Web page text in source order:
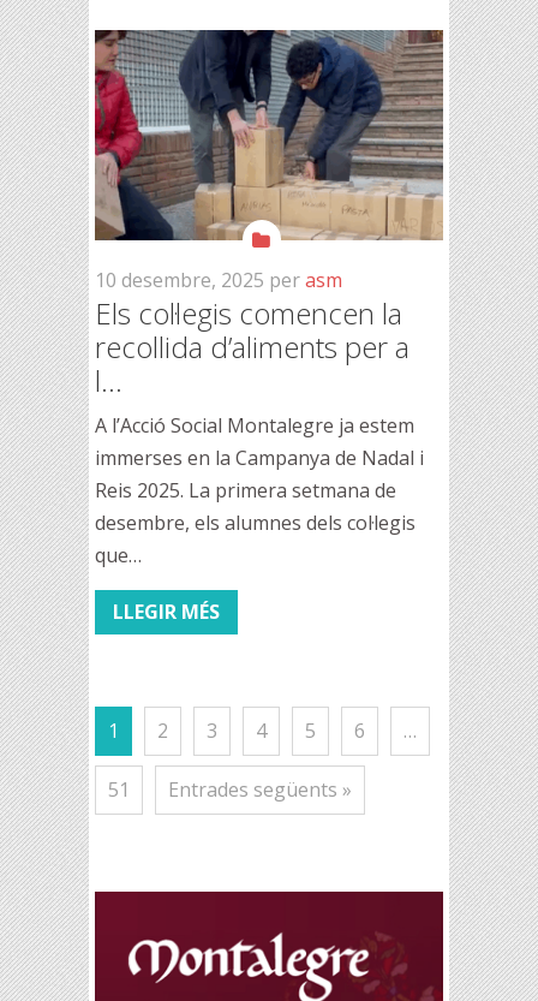
10 desembre, 2025 perasm
Els col·legis comencen la
recollida d’aliments per a
l...
A l’Acció Social Montalegre ja estem
immerses en la Campanya de Nadal i
Reis 2025. La primera setmana de
desembre, els alumnes dels col·legis
que…
LLEGIR MÉS
1 2 3 4 5 6 …
51 Entrades següents »